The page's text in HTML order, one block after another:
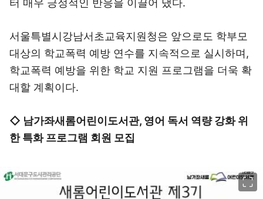
터 매우 긍정적인 반응을 이끌어 냈다.
서울특별시강남서초교육지원청은 앞으로도 학부모
대상의 학교폭력 예방 연수를 지속적으로 실시하며,
학교폭력 예방을 위한 학교 지원 프로그램을 더욱 확
대할 계획이다.
◇ 남가좌새롬어린이도서관, 영어 독서 역량 강화 위
한 특화 프로그램 회원 모집